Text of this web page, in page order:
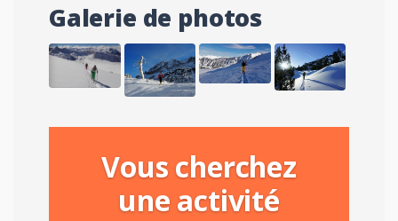
Galerie de photos
Vous cherchez
une activité